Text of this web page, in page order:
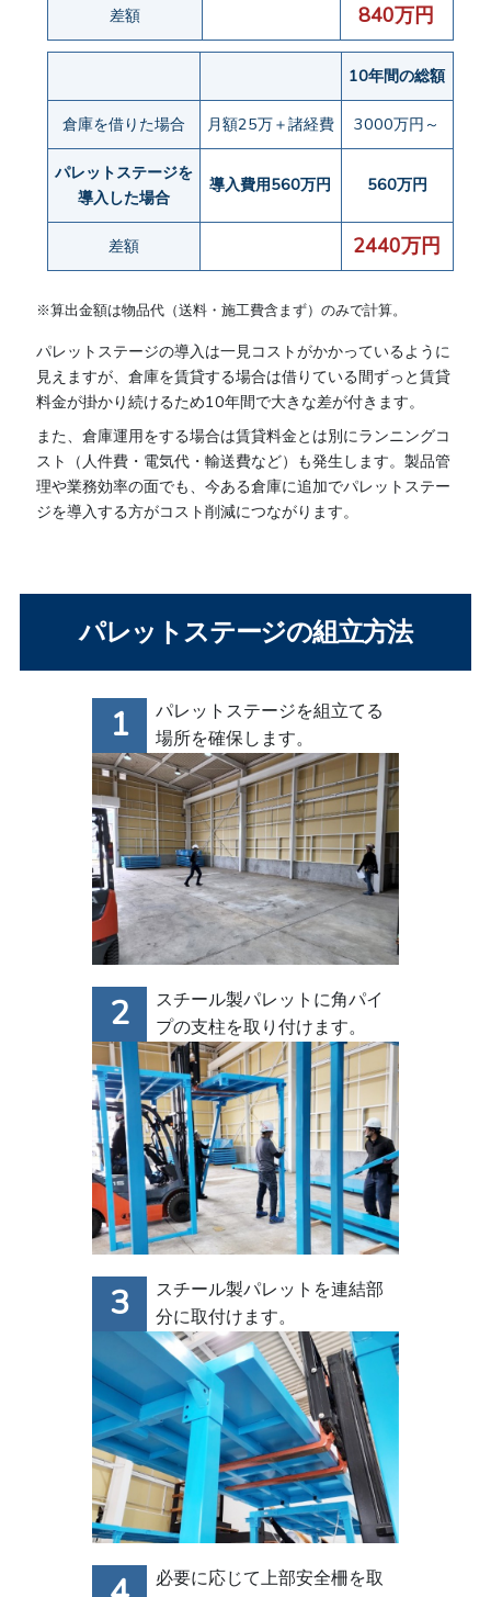
差額 840万円
10年間の総額
倉庫を借りた場合 月額25万＋諸経費 3000万円～
パレットステージを
導入した場合
導入費用560万円 560万円
差額 2440万円
※算出金額は物品代（送料・施工費含まず）のみで計算。
パレットステージの導入は一見コストがかかっているように
見えますが、倉庫を賃貸する場合は借りている間ずっと賃貸
料金が掛かり続けるため10年間で大きな差が付きます。
また、倉庫運用をする場合は賃貸料金とは別にランニングコ
スト（人件費・電気代・輸送費など）も発生します。製品管
理や業務効率の面でも、今ある倉庫に追加でパレットステー
ジを導入する方がコスト削減につながります。
パレットステージの組立方法
パレットステージを組立てる
場所を確保します。
スチール製パレットに角パイ
プの支柱を取り付けます。
スチール製パレットを連結部
分に取付けます。
必要に応じて上部安全柵を取